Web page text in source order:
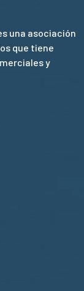
una asociación
que tiene
y